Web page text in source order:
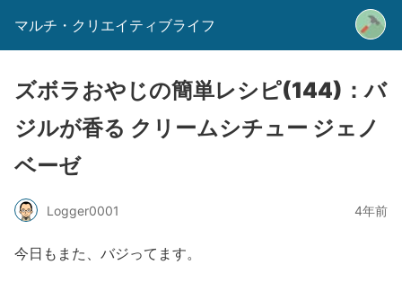
マルチ・クリエイティブライフ
ズボラおやじの簡単レシピ(144)：バ
ジルが香る クリームシチュー ジェノ
ベーゼ
Logger0001 4年前
今日もまた、バジってます。